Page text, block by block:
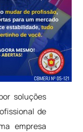
soluções
de
empresa